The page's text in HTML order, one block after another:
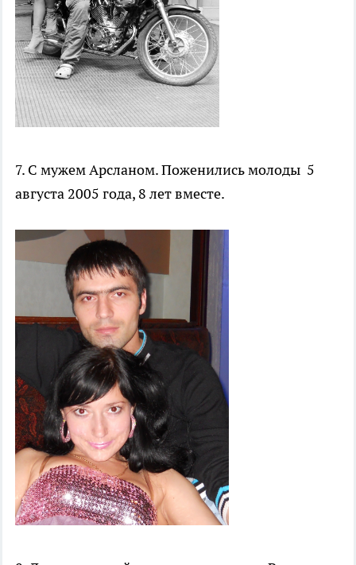
7. С мужем Арсланом. Поженились молоды 5
августа 2005 года, 8 лет вместе.